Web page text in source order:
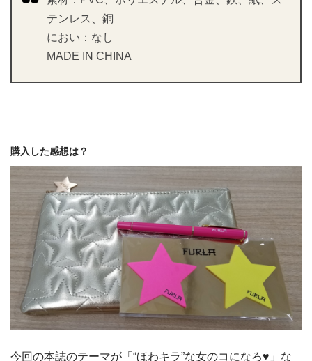
テンレス、銅
におい：なし
MADE IN CHINA
購入した感想は？
今回の本誌のテーマが「“ほわキラ”な女のコになろ♥」な